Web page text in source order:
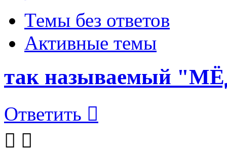
Темы без ответов
Активные темы
так называемый
Ответить